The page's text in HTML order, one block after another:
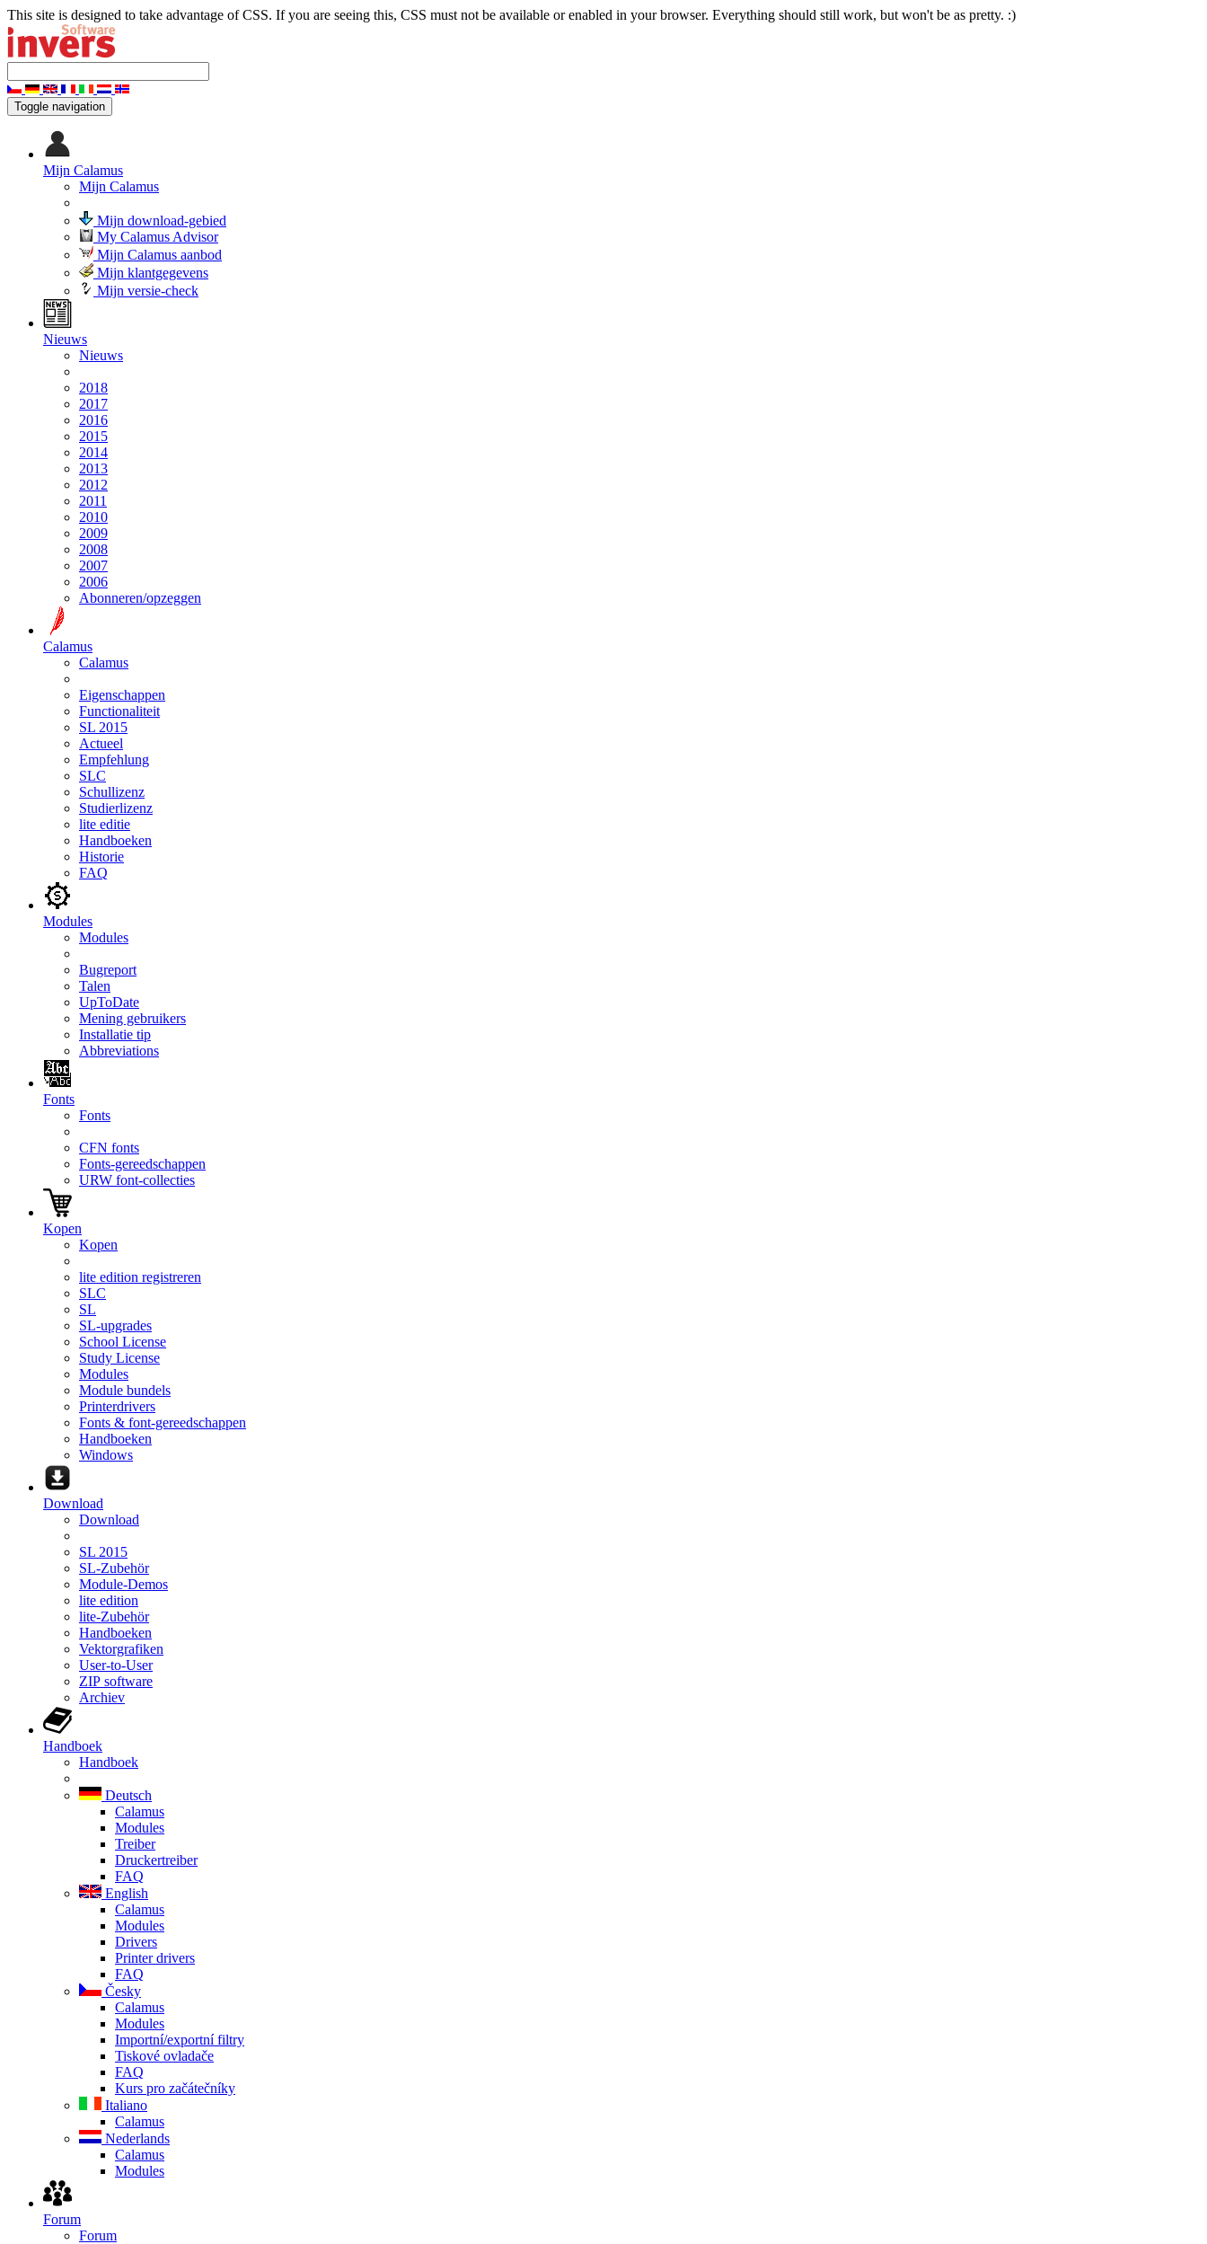
This site is designed to take advantage of CSS. If you are seeing this, CSS must not be available or enabled in your browser. Everything should still work, but won't be as pretty. :)
Toggle navigation
Mijn Calamus
Mijn Calamus
Mijn download-gebied
My Calamus Advisor
Mijn Calamus aanbod
Mijn klantgegevens
Mijn versie-check
Nieuws
Nieuws
2018
2017
2016
2015
2014
2013
2012
2011
2010
2009
2008
2007
2006
Abonneren/opzeggen
Calamus
Calamus
Eigenschappen
Functionaliteit
SL 2015
Actueel
Empfehlung
SLC
Schullizenz
Studierlizenz
lite editie
Handboeken
Historie
FAQ
Modules
Modules
Bugreport
Talen
UpToDate
Mening gebruikers
Installatie tip
Abbreviations
Fonts
Fonts
CFN fonts
Fonts-gereedschappen
URW font-collecties
Kopen
Kopen
lite edition registreren
SLC
SL
SL-upgrades
School License
Study License
Modules
Module bundels
Printerdrivers
Fonts & font-gereedschappen
Handboeken
Windows
Download
Download
SL 2015
SL-Zubehör
Module-Demos
lite edition
lite-Zubehör
Handboeken
Vektorgrafiken
User-to-User
ZIP software
Archiev
Handboek
Handboek
Deutsch
Calamus
Modules
Treiber
Druckertreiber
FAQ
English
Calamus
Modules
Drivers
Printer drivers
FAQ
Česky
Calamus
Modules
Importní/exportní filtry
Tiskové ovladače
FAQ
Kurs pro začátečníky
Italiano
Calamus
Nederlands
Calamus
Modules
Forum
Forum